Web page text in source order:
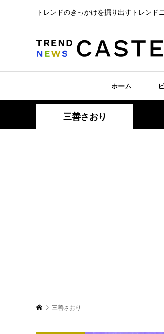
トレンドのきっかけを掘り出すトレンド
ホーム
三善さおり
三善さおり